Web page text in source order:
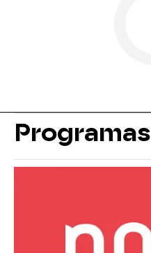
Programas